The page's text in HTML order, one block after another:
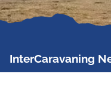
InterCaravaning